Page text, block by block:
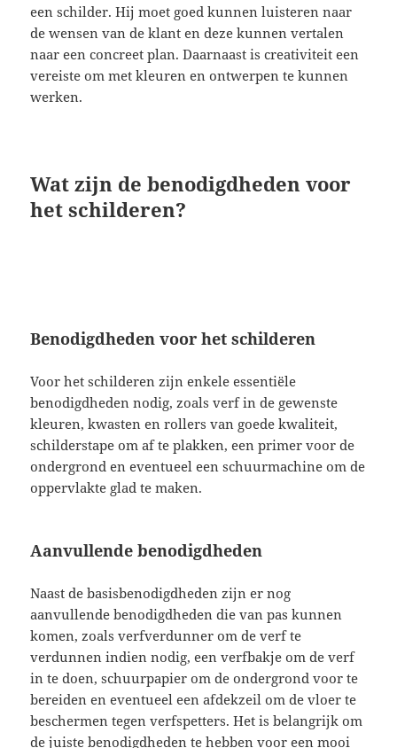
een schilder. Hij moet goed kunnen luisteren naar
de wensen van de klant en deze kunnen vertalen
naar een concreet plan. Daarnaast is creativiteit een
vereiste om met kleuren en ontwerpen te kunnen
werken.
Wat zijn de benodigdheden voor
het schilderen?
Benodigdheden voor het schilderen
Voor het schilderen zijn enkele essentiële
benodigdheden nodig, zoals verf in de gewenste
kleuren, kwasten en rollers van goede kwaliteit,
schilderstape om af te plakken, een primer voor de
ondergrond en eventueel een schuurmachine om de
oppervlakte glad te maken.
Aanvullende benodigdheden
Naast de basisbenodigdheden zijn er nog
aanvullende benodigdheden die van pas kunnen
komen, zoals verfverdunner om de verf te
verdunnen indien nodig, een verfbakje om de verf
in te doen, schuurpapier om de ondergrond voor te
bereiden en eventueel een afdekzeil om de vloer te
beschermen tegen verfspetters. Het is belangrijk om
de juiste benodigdheden te hebben voor een mooi